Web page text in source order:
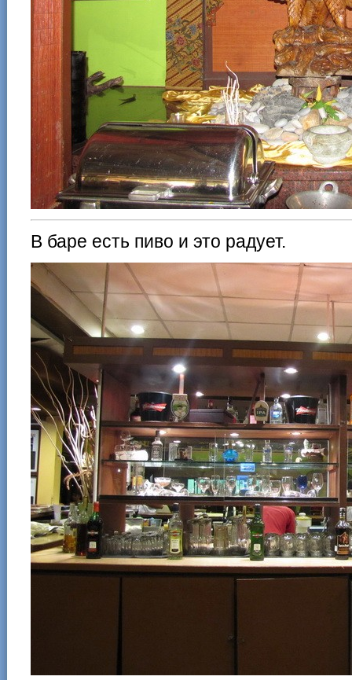
В баре есть пиво и это радует.